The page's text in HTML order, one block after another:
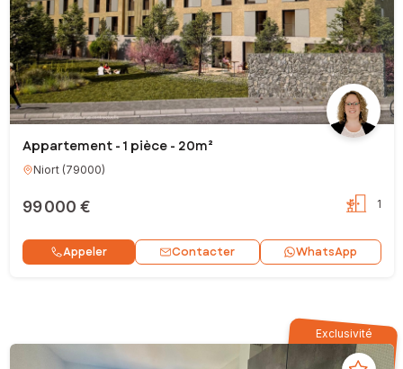
Appartement - 1 pièce - 20m²
Niort(79000)
99 000 € 1
Appeler Contacter WhatsApp
Exclusivité